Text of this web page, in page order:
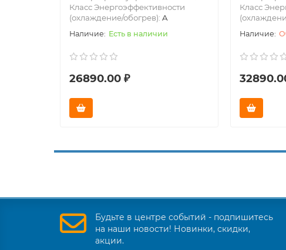
Класс Энергоэффективности
(охлаждение/обогрев): A
Есть в наличии
26890.00 ₽
Класс
Будьте в центре событий - подпишитесь
на наши новости! Новинки, скидки,
акции.